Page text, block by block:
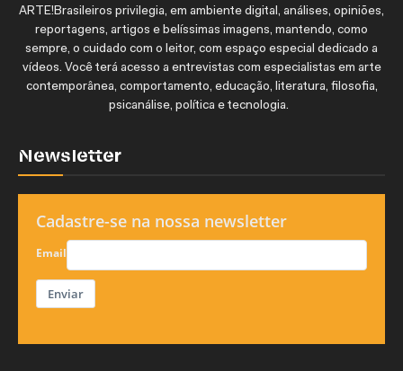
ARTE!Brasileiros privilegia, em ambiente digital, análises, opiniões,
reportagens, artigos e belíssimas imagens, mantendo, como
sempre, o cuidado com o leitor, com espaço especial dedicado a
vídeos. Você terá acesso a entrevistas com especialistas em arte
contemporânea, comportamento, educação, literatura, filosofia,
psicanálise, política e tecnologia.
Newsletter
Cadastre-se na nossa newsletter
Email
Enviar